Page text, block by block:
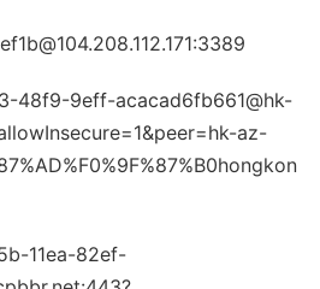
48f9-9eff-acacad6fb661@hk-
az-
11ea-82ef-